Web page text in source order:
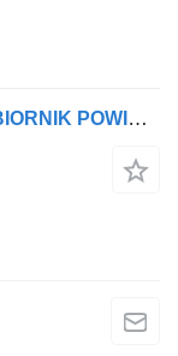
Ресивер воздушный DAF BUTLA ZBIORNIK POWIETRZA DAF XF CF 106 для тягача